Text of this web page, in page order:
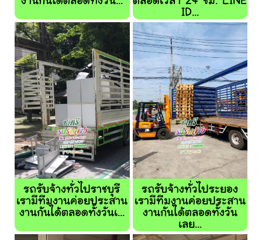
ID...
รถรับจ้างทั่วไปราชบุรี
เรามีทีมงานค่อยประสาน
งานกันได้ตลอดทั้งวันเ...
รถรับจ้างทั่วไประยอง
เรามีทีมงานค่อยประสาน
งานกันได้ตลอดทั้งวัน
เลย...